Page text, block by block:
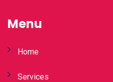
Menu
Home
Services